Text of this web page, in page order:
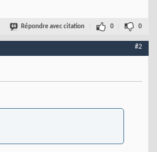
Répondre avec citation 0 0
#2